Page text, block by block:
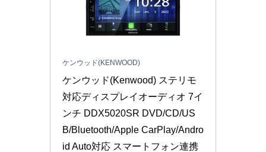
ケンウッド(KENWOOD)
ケンウッド(Kenwood) ステリモ
対応ディスプレイオーディオ 7イ
ンチ DDX5020SR DVD/CD/US
B/Bluetooth/Apple CarPlay/Andro
id Auto対応 スマートフォン連携